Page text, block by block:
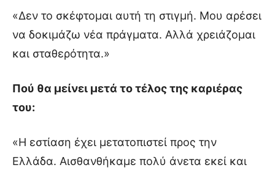
«Δεν το σκέφτομαι αυτή τη στιγμή. Μου αρέσει
να δοκιμάζω νέα πράγματα. Αλλά χρειάζομαι
και σταθερότητα.»
Πού θα μείνει μετά το τέλος της καριέρας
του:
«Η εστίαση έχει μετατοπιστεί προς την
Ελλάδα. Αισθανθήκαμε πολύ άνετα εκεί και